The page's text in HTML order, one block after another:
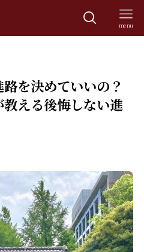
menu
を決めていいの？
える後悔しない進